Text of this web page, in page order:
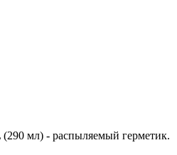
мл) - распыляемый герметик.